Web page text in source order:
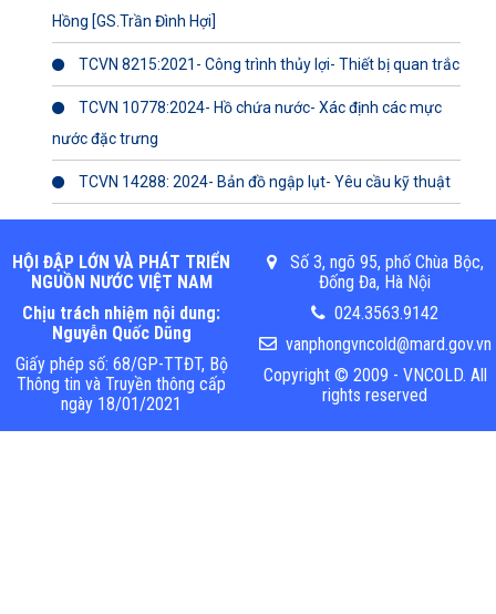
Hồng [GS.Trần Đình Hợi]
TCVN 8215:2021- Công trình thủy lợi- Thiết bị quan trắc
TCVN 10778:2024- Hồ chứa nước- Xác định các mực
nước đặc trưng
TCVN 14288: 2024- Bản đồ ngập lụt- Yêu cầu kỹ thuật
HỘI ĐẬP LỚN VÀ PHÁT TRIỂN
NGUỒN NƯỚC VIỆT NAM
Chịu trách nhiệm nội dung:
Nguyễn Quốc Dũng
Giấy phép số: 68/GP-TTĐT, Bộ
Thông tin và Truyền thông cấp
ngày 18/01/2021
Số 3, ngõ 95, phố Chùa Bộc,
Đống Đa, Hà Nội
024.3563.9142
vanphongvncold@mard.gov.vn
Copyright © 2009 - VNCOLD. All
rights reserved